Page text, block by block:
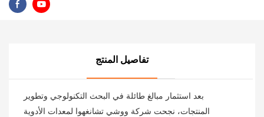
تفاصيل المنتج
بعد استثمار مبالغ طائلة في البحث التكنولوجي وتطوير
المنتجات، نجحت شركة ووشي تشانغهوا لمعدات الأدوية